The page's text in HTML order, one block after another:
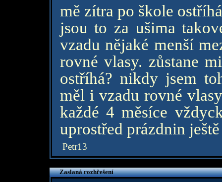
mě zítra po škole
jsou to za ušima
vzadu nějaké menší
rovné vlasy. zůstane
ostříhá? nikdy jsem
měl i vzadu rovné
každé 4 měsíce
uprostřed prázdnin
Petr13
Zaslaná rozhřešení